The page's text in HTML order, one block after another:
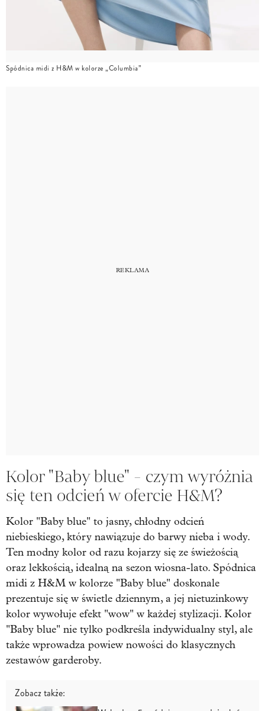
Spódnica midi z H&M w kolorze „Columbia”
Kolor "Baby blue" - czym wyróżnia
się ten odcień w ofercie H&M?
Kolor "Baby blue" to jasny, chłodny odcień
niebieskiego, który nawiązuje do barwy nieba i wody.
Ten modny kolor od razu kojarzy się ze świeżością
oraz lekkością, idealną na sezon wiosna-lato. Spódnica
midi z H&M w kolorze "Baby blue" doskonale
prezentuje się w świetle dziennym, a jej nietuzinkowy
kolor wywołuje efekt "wow" w każdej stylizacji. Kolor
"Baby blue" nie tylko podkreśla indywidualny styl, ale
także wprowadza powiew nowości do klasycznych
zestawów garderoby.
Zobacz także: